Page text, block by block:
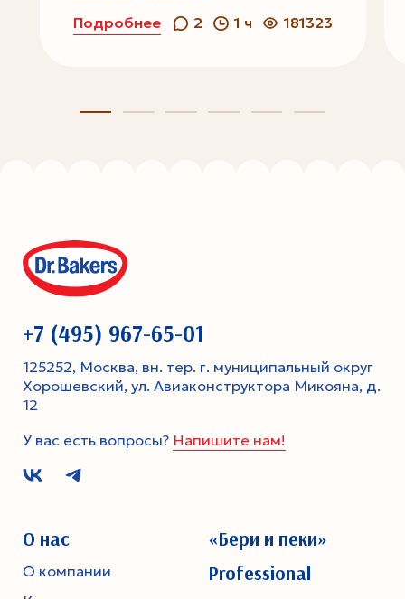
Подробнее 2 1 ч 181323
+7 (495) 967-65-01
125252, Москва, вн. тер. г. муниципальный округ
Хорошевский, ул. Авиаконструктора Микояна, д.
12
У вас есть вопросы? Напишите нам!
О нас
О компании
«Бери и пеки»
Professional